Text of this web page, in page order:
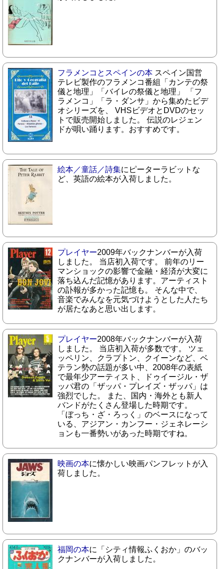
フラメンコとスペインの本 スペイン国営
テレビ製作のフラメンコ番組「カンテの祭
儀と地理」「バイレの祭儀と地理」 「フ
ラメンコ」「ラ・ダンサ」から集めたビデ
オシリーズを、 VHSビデオとDVDのセッ
トで販売開始しました。 伝説のレジェン
ドが唄い踊ります。おすすめです。
絵本／童話／詩集にピーターラビットな
ど、英語の絵本が入荷しました。
プレイヤー2009年バックナンバーが入荷
しました。 当店初入荷です。 前年のリー
マンショックの影響で金融・経済が大変に
落ち込んだ記憶があります。アーティスト
の訃報が多かった記憶も。 そんな中で、
音楽でみんなを元気づけようとした人たち
が居たなあと思い出します。
プレイヤー2008年バックナンバーが入荷
しました。 当店初入荷が多数です。 ツェ
ッペリン、クラプトン、クイーンなど、ベ
テラン勢の話題が多い中、2008年の表紙
で最年少アーティスト、ドゥイージル・ザ
ッパ君の「ザッパ・プレイズ・ザッパ」は
強烈でした。 また、国内・海外とも新人
バンドがたくさん登場した時期です。
「ぼっち・ざ・ろっく」のベースになって
いる、アジアン・カンフー・ジェネレーシ
ョンも一番勢いがあった時期ですね。
映画の本に懐かしい映画パンフレットが入
荷しました。
福岡の本に「シティ情報ふくおか」のバッ
クナンバーが入荷しました。